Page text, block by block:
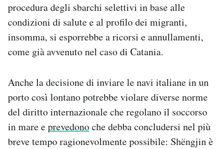
procedura degli sbarchi selettivi in base alle
condizioni di salute e al profilo dei migranti,
insomma, si esporrebbe a ricorsi e annullamenti,
come già avvenuto nel caso di Catania.
Anche la decisione di inviare le navi italiane in un
porto così lontano potrebbe violare diverse norme
del diritto internazionale che regolano il soccorso
in mare eprevedonoche debba concludersi nel più
breve tempo ragionevolmente possibile: Shëngjin è